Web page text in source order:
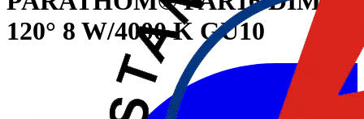
120° 8 W/4000 K GU10